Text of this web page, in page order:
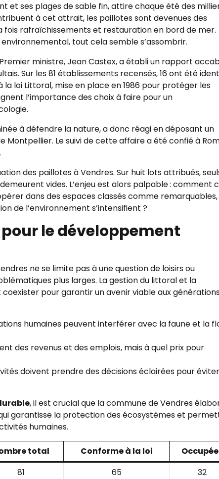
et ses plages de sable fin, attire chaque été des
à cet attrait, les paillotes sont devenues des
rafraîchissements et restauration en bord de mer.
tout cela semble s’assombrir.
ministre, Jean Castex, a établi un rapport
Sur les 81 établissements recensés, 16 ont été
loi Littoral, mise en place en 1986 pour protéger les
l’importance des choix à faire pour un
à défendre la nature, a donc réagi en déposant un
Le suivi de cette affaire a été confié à
des paillotes à Vendres. Sur huit lots attribués,
vides. L’enjeu est alors palpable : comment
dans des espaces classés comme remarquables,
de l’environnement s’intensifient ?
le développement
ne se limite pas à une question de loisirs ou
plus larges. La gestion du littoral et la
pour garantir un avenir viable aux
humaines peuvent interférer avec la faune et la
des revenus et des emplois, mais à quel prix pour
doivent prendre des décisions éclairées pour
, il est crucial que la commune de Vendres
garantisse la protection des écosystèmes et
humaines.
total Conforme à la loi
81 65
32